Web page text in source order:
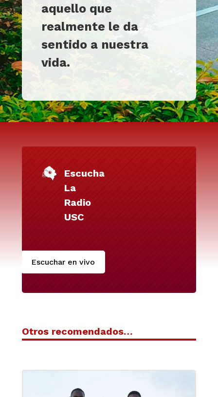
aquello que
realmente le da
sentido a nuestra
vida.
Escucha
La
Radio
USC
Escuchar en vivo
Otros recomendados…